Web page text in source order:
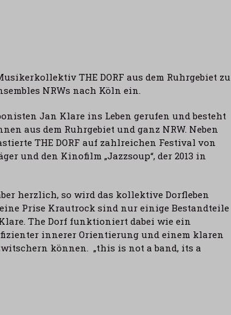
THE DORF aus dem Ruhrgebiet zu
NRWs nach Köln ein.
Jan Klare ins Leben gerufen und besteht
aus dem Ruhrgebiet und ganz NRW. Neben
THE DORF auf zahlreichen Festival von
und den Kinofilm „Jazzsoup“, der 2013 in
herzlich, so wird das kollektive Dorfleben
Prise Krautrock sind nur einige Bestandteile
The Dorf funktioniert dabei wie ein
innerer Orientierung und einem klaren
können. „this is not a band, its a